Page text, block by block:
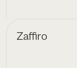
Zaffiro